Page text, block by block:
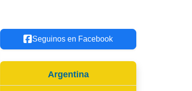
Seguinos en Facebook
Argentina